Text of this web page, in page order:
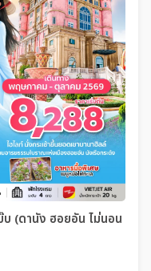
บ (ดานัง ฮอยอัน ไม่นอน